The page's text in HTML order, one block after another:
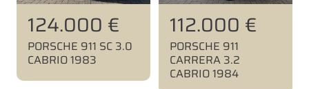
s s
N
o
r
m
124.000 €
PORSCHE 911 SC 3.0
CABRIO 1983
N
o
r
m
112.000 €
PORSCHE 911
CARRERA 3.2
CABRIO 1984